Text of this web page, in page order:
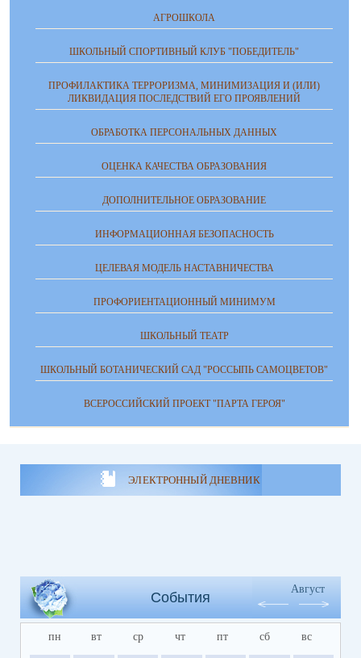
АГРОШКОЛА
ШКОЛЬНЫЙ СПОРТИВНЫЙ КЛУБ "ПОБЕДИТЕЛЬ"
ПРОФИЛАКТИКА ТЕРРОРИЗМА, МИНИМИЗАЦИЯ И (ИЛИ)
ЛИКВИДАЦИЯ ПОСЛЕДСТВИЙ ЕГО ПРОЯВЛЕНИЙ
ОБРАБОТКА ПЕРСОНАЛЬНЫХ ДАННЫХ
ОЦЕНКА КАЧЕСТВА ОБРАЗОВАНИЯ
ДОПОЛНИТЕЛЬНОЕ ОБРАЗОВАНИЕ
ИНФОРМАЦИОННАЯ БЕЗОПАСНОСТЬ
ЦЕЛЕВАЯ МОДЕЛЬ НАСТАВНИЧЕСТВА
ПРОФОРИЕНТАЦИОННЫЙ МИНИМУМ
ШКОЛЬНЫЙ ТЕАТР
ШКОЛЬНЫЙ БОТАНИЧЕСКИЙ САД "РОССЫПЬ САМОЦВЕТОВ"
ВСЕРОССИЙСКИЙ ПРОЕКТ "ПАРТА ГЕРОЯ"
ЭЛЕКТРОННЫЙ ДНЕВНИК
События
Август
пн вт ср чт пт сб вс